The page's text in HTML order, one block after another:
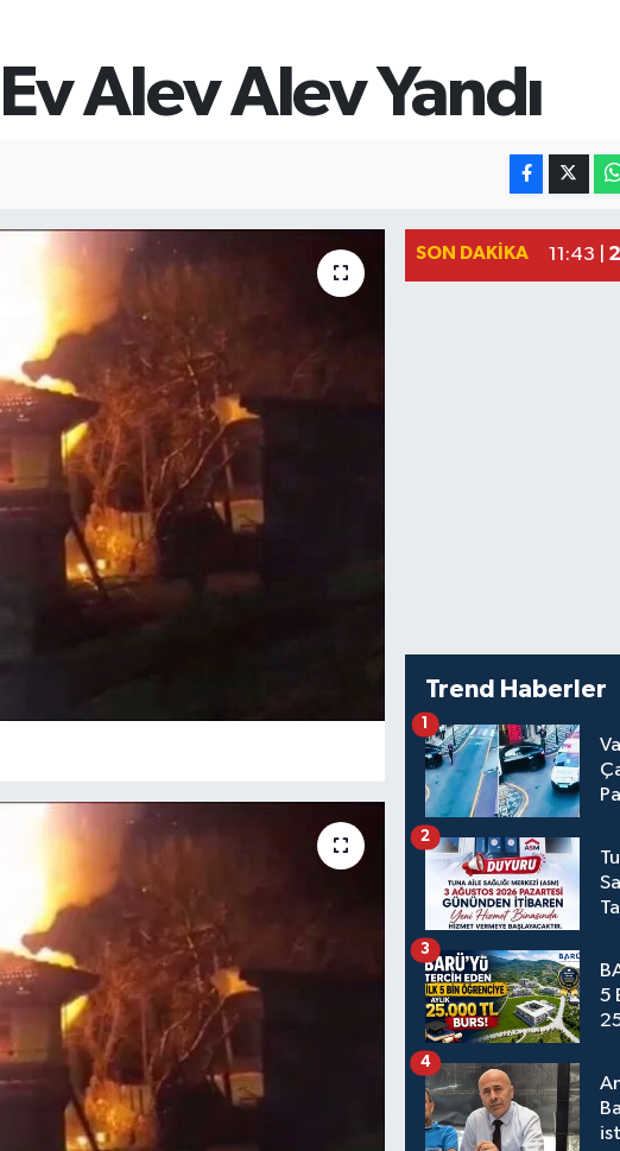
Alev Alev Yandı
SON DAKIKA 11:43 |
Trend Haberler
1
2
5
3
4